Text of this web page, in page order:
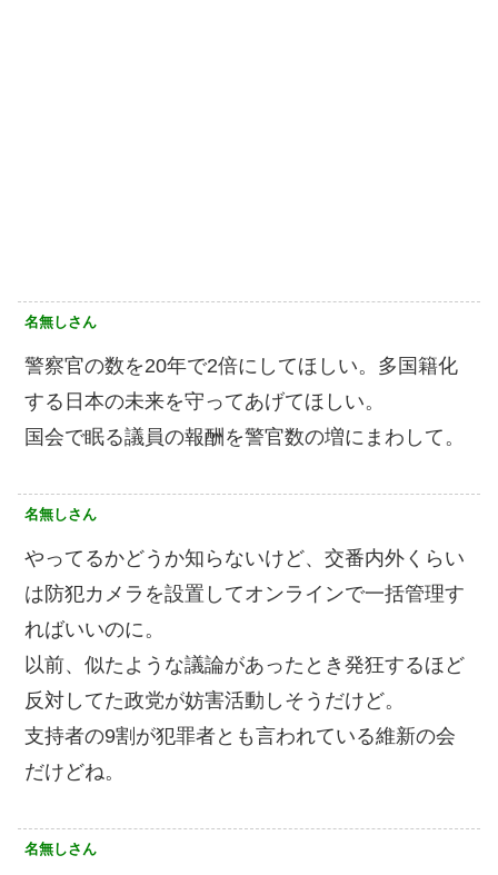
名無しさん
警察官の数を20年で2倍にしてほしい。多国籍化
する日本の未来を守ってあげてほしい。
国会で眠る議員の報酬を警官数の増にまわして。
名無しさん
やってるかどうか知らないけど、交番内外くらい
は防犯カメラを設置してオンラインで一括管理す
ればいいのに。
以前、似たような議論があったとき発狂するほど
反対してた政党が妨害活動しそうだけど。
支持者の9割が犯罪者とも言われている維新の会
だけどね。
名無しさん